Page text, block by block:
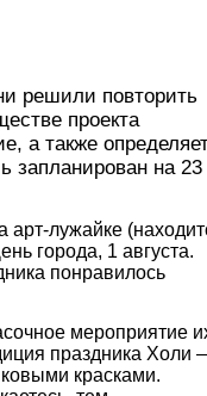
решили повторить
проекта
а также
запланирован на 23
лужайке
города, 1 августа.
понравилось
мероприятие
праздника Холи
красками.